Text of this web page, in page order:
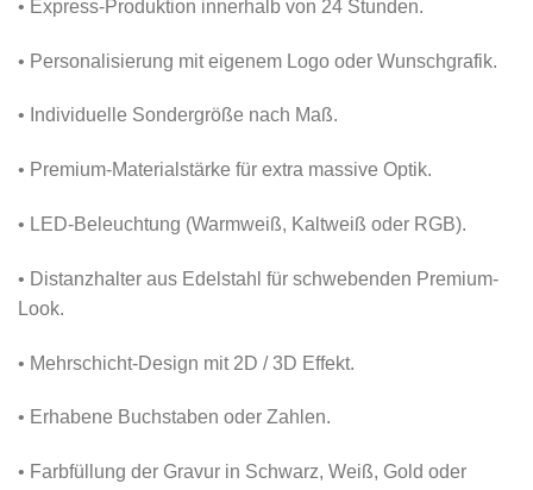
• Express-Produktion innerhalb von 24 Stunden.
• Personalisierung mit eigenem Logo oder Wunschgrafik.
• Individuelle Sondergröße nach Maß.
• Premium-Materialstärke für extra massive Optik.
• LED-Beleuchtung (Warmweiß, Kaltweiß oder RGB).
• Distanzhalter aus Edelstahl für schwebenden Premium-
Look.
• Mehrschicht-Design mit 2D / 3D Effekt.
• Erhabene Buchstaben oder Zahlen.
• Farbfüllung der Gravur in Schwarz, Weiß, Gold oder